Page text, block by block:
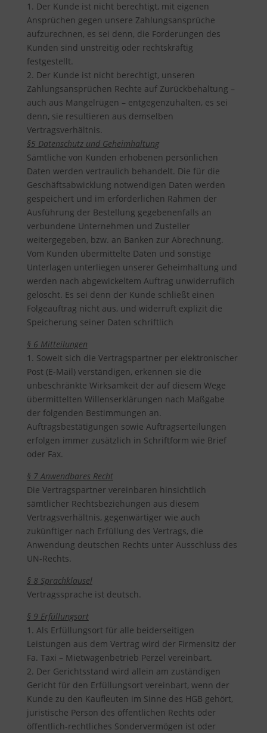
1. Der Kunde ist nicht berechtigt, mit eigenen
Ansprüchen gegen unsere Zahlungsansprüche
aufzurechnen, es sei denn, die Forderungen des
Kunden sind unstreitig oder rechtskräftig
festgestellt.
2. Der Kunde ist nicht berechtigt, unseren
Zahlungsansprüchen Rechte auf Zurückbehaltung –
auch aus Mangelrügen – entgegenzuhalten, es sei
denn, sie resultieren aus demselben
Vertragsverhältnis.
§5 Datenschutz und Geheimhaltung
Sämtliche von Kunden erhobenen persönlichen
Daten werden vertraulich behandelt. Die für die
Geschäftsabwicklung notwendigen Daten werden
gespeichert und im erforderlichen Rahmen der
Ausführung der Bestellung gegebenenfalls an
verbundene Unternehmen und Zusteller
weitergegeben, bzw. an Banken zur Abrechnung.
Vom Kunden übermittelte Daten und sonstige
Unterlagen unterliegen unserer Geheimhaltung und
werden nach abgewickeltem Auftrag unwiderruflich
gelöscht. Es sei denn der Kunde schließt einen
Folgeauftrag nicht aus, und widerruft explizit die
Speicherung seiner Daten schriftlich
§ 6 Mitteilungen
1. Soweit sich die Vertragspartner per elektronischer
Post (E-Mail) verständigen, erkennen sie die
unbeschränkte Wirksamkeit der auf diesem Wege
übermittelten Willenserklärungen nach Maßgabe
der folgenden Bestimmungen an.
Auftragsbestätigungen sowie Auftragserteilungen
erfolgen immer zusätzlich in Schriftform wie Brief
oder Fax.
§ 7 Anwendbares Recht
Die Vertragspartner vereinbaren hinsichtlich
sämtlicher Rechtsbeziehungen aus diesem
Vertragsverhältnis, gegenwärtiger wie auch
zukünftiger nach Erfüllung des Vertrags, die
Anwendung deutschen Rechts unter Ausschluss des
UN-Rechts.
§ 8 Sprachklausel
Vertragssprache ist deutsch.
§ 9 Erfüllungsort
1. Als Erfüllungsort für alle beiderseitigen
Leistungen aus dem Vertrag wird der Firmensitz der
Fa. Taxi – Mietwagenbetrieb Perzel vereinbart.
2. Der Gerichtsstand wird allein am zuständigen
Gericht für den Erfüllungsort vereinbart, wenn der
Kunde zu den Kaufleuten im Sinne des HGB gehört,
juristische Person des öffentlichen Rechts oder
öffentlich-rechtliches Sondervermögen ist oder